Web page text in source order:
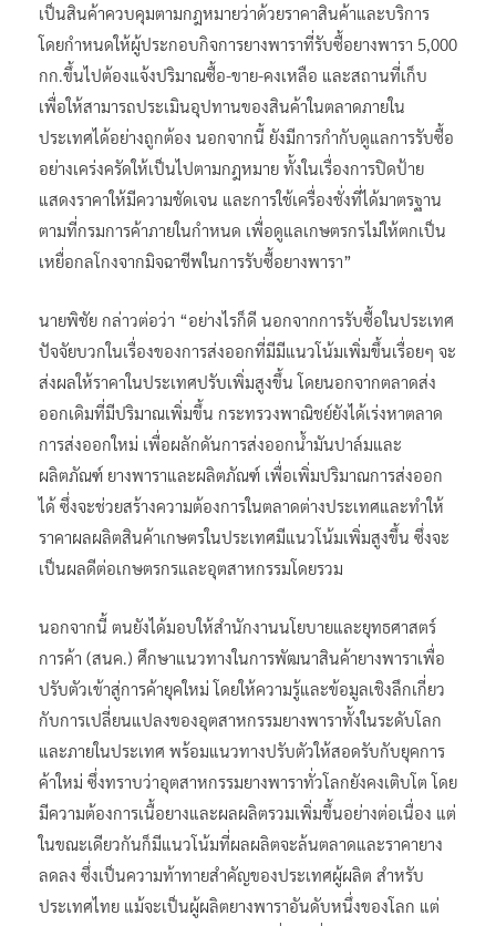
เป็นสินค้าควบคุมตามกฎหมายว่าด้วยราคาสินค้าและบริการ
โดยกำหนดให้ผู้ประกอบกิจการยางพาราที่รับซื้อยางพารา 5,000
กก.ขึ้นไปต้องแจ้งปริมาณซื้อ-ขาย-คงเหลือ และสถานที่เก็บ
เพื่อให้สามารถประเมินอุปทานของสินค้าในตลาดภายใน
ประเทศได้อย่างถูกต้อง นอกจากนี้ ยังมีการกำกับดูแลการรับซื้อ
อย่างเคร่งครัดให้เป็นไปตามกฎหมาย ทั้งในเรื่องการปิดป้าย
แสดงราคาให้มีความชัดเจน และการใช้เครื่องชั่งที่ได้มาตรฐาน
ตามที่กรมการค้าภายในกำหนด เพื่อดูแลเกษตรกรไม่ให้ตกเป็น
เหยื่อกลโกงจากมิจฉาชีพในการรับซื้อยางพารา”
นายพิชัย กล่าวต่อว่า “อย่างไรก็ดี นอกจากการรับซื้อในประเทศ
ปัจจัยบวกในเรื่องของการส่งออกที่มีมีแนวโน้มเพิ่มขึ้นเรื่อยๆ จะ
ส่งผลให้ราคาในประเทศปรับเพิ่มสูงขึ้น โดยนอกจากตลาดส่ง
ออกเดิมที่มีปริมาณเพิ่มขึ้น กระทรวงพาณิชย์ยังได้เร่งหาตลาด
การส่งออกใหม่ เพื่อผลักดันการส่งออกน้ำมันปาล์มและ
ผลิตภัณฑ์ ยางพาราและผลิตภัณฑ์ เพื่อเพิ่มปริมาณการส่งออก
ได้ ซึ่งจะช่วยสร้างความต้องการในตลาดต่างประเทศและทำให้
ราคาผลผลิตสินค้าเกษตรในประเทศมีแนวโน้มเพิ่มสูงขึ้น ซึ่งจะ
เป็นผลดีต่อเกษตรกรและอุตสาหกรรมโดยรวม
นอกจากนี้ ตนยังได้มอบให้สำนักงานนโยบายและยุทธศาสตร์
การค้า (สนค.) ศึกษาแนวทางในการพัฒนาสินค้ายางพาราเพื่อ
ปรับตัวเข้าสู่การค้ายุคใหม่ โดยให้ความรู้และข้อมูลเชิงลึกเกี่ยว
กับการเปลี่ยนแปลงของอุตสาหกรรมยางพาราทั้งในระดับโลก
และภายในประเทศ พร้อมแนวทางปรับตัวให้สอดรับกับยุคการ
ค้าใหม่ ซึ่งทราบว่าอุตสาหกรรมยางพาราทั่วโลกยังคงเติบโต โดย
มีความต้องการเนื้อยางและผลผลิตรวมเพิ่มขึ้นอย่างต่อเนื่อง แต่
ในขณะเดียวกันก็มีแนวโน้มที่ผลผลิตจะล้นตลาดและราคายาง
ลดลง ซึ่งเป็นความท้าทายสำคัญของประเทศผู้ผลิต สำหรับ
ประเทศไทย แม้จะเป็นผู้ผลิตยางพาราอันดับหนึ่งของโลก แต่